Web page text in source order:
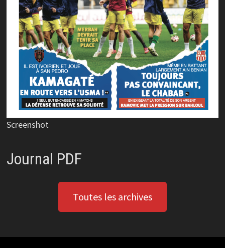
Screenshot
Journal PDF
Toutes les archives